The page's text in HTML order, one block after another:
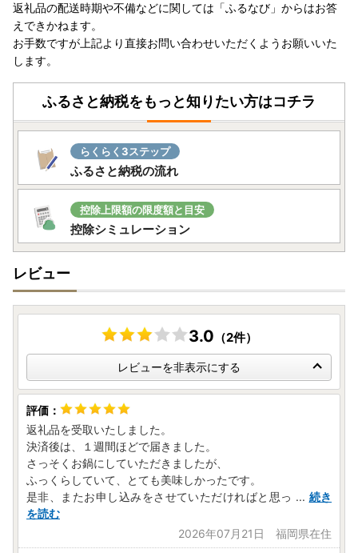
返礼品の配送時期や不備などに関しては「ふるなび」からはお答
えできかねます。
お手数ですが上記より直接お問い合わせいただくようお願いいた
します。
ふるさと納税をもっと知りたい方はコチラ
らくらく3ステップ
ふるさと納税の流れ
控除上限額の限度額と目安
控除シミュレーション
レビュー
3.0 （2件）
レビューを非表示にする
返礼品を受取いたしました。
決済後は、１週間ほどで届きました。
さっそくお鍋にしていただきましたが、
ふっくらしていて、とても美味しかったです。
是非、またお申し込みをさせていただければと思っ ... 続き
を読む
2026年07月21日 福岡県在住